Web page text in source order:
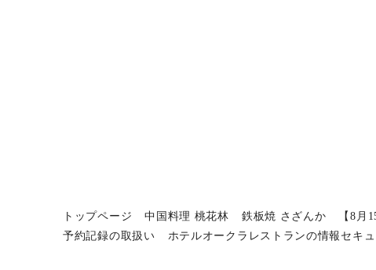
トップページ 中国料理 桃花林 鉄板焼 さざんか 【8月
予約記録の取扱い
ホテルオークラレストランの情報セキ